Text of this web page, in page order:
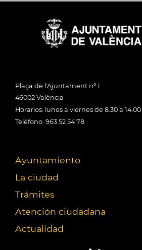
Plaça de l'Ajuntament nº 1
46002 València
Horarios: lunes a viernes de 8:30 a
Teléfono: 963 52 54 78
Ayuntamiento
La ciudad
Trámites
Atención ciudadana
Actualidad